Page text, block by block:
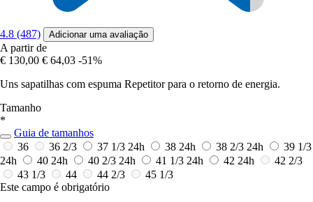
4.8 (487) Adicionar uma avaliação
A partir de
€ 130,00 € 64,03 -51%
Uns sapatilhas com espuma Repetitor para o retorno de energia.
Tamanho
*
Guia de tamanhos
36
36 2/3 37 1/3 24h 38 24h 38 2/3 24h
39 1/3
24h
40 24h 40 2/3 24h 41 1/3 24h 42 24h
42 2/3
43 1/3
44 44 2/3
45 1/3
Este campo é obrigatório